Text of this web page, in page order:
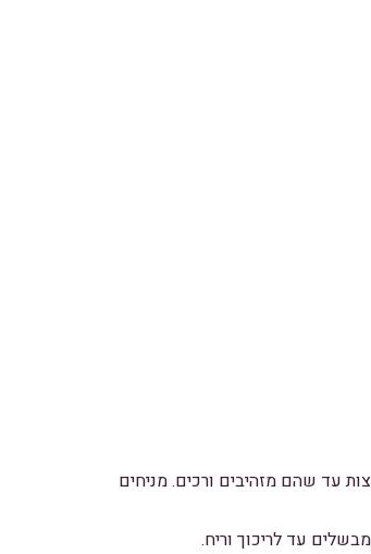
עד שהם מזהיבים ורכים. מניחים
עד לריכוך וריח.